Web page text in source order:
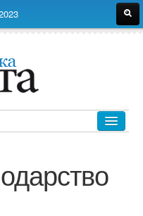
Реклама
Архів